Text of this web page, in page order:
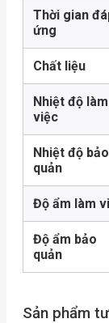
Thời gian
ứng
Chất liệu
Nhiệt độ làm
việc
Nhiệt độ bảo
quản
Độ ẩm làm
Độ ẩm bảo
quản
Sản phẩm